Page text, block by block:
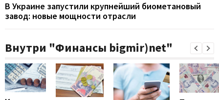
В Украине запустили крупнейший биометановый
завод: новые мощности отрасли
Внутри "Финансы bigmir)net"